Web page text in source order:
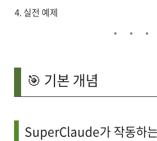
실전 예제
🎯 기본 개념
SuperClaude가 작동하